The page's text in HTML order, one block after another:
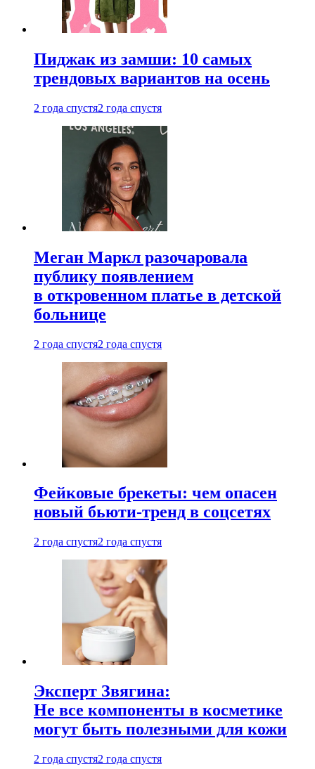
Пиджак из замши: 10 самых
трендовых вариантов на осень
2 года спустя2 года спустя
Меган Маркл разочаровала
публику появлением
в откровенном платье в детской
больнице
2 года спустя2 года спустя
Фейковые брекеты: чем опасен
новый бьюти-тренд в соцсетях
2 года спустя2 года спустя
Эксперт Звягина:
Не все компоненты в косметике
могут быть полезными для кожи
2 года спустя2 года спустя